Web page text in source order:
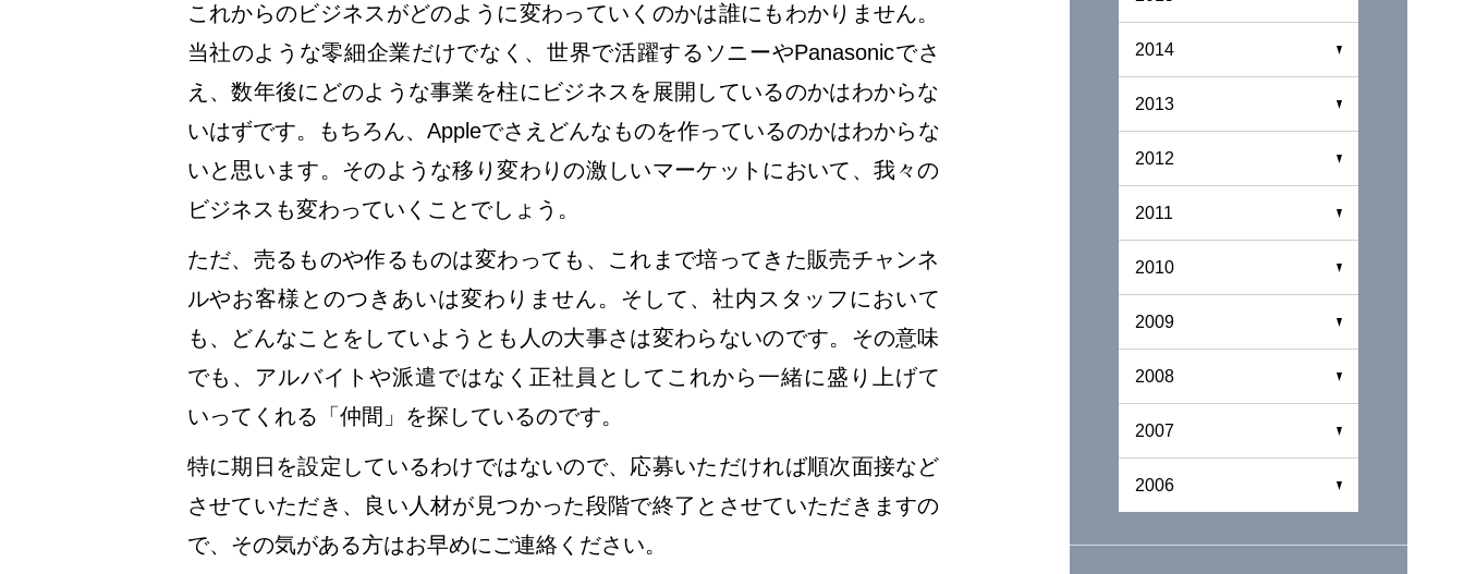
これからのビジネスがどのように変わっていくのかは誰にもわかりません。
当社のような零細企業だけでなく、世界で活躍するソニーやPanasonicでさ
え、数年後にどのような事業を柱にビジネスを展開しているのかはわからな
いはずです。もちろん、Appleでさえどんなものを作っているのかはわからな
いと思います。そのような移り変わりの激しいマーケットにおいて、我々の
ビジネスも変わっていくことでしょう。
ただ、売るものや作るものは変わっても、これまで培ってきた販売チャンネ
ルやお客様とのつきあいは変わりません。そして、社内スタッフにおいて
も、どんなことをしていようとも人の大事さは変わらないのです。その意味
でも、アルバイトや派遣ではなく正社員としてこれから一緒に盛り上げて
いってくれる「仲間」を探しているのです。
特に期日を設定しているわけではないので、応募いただければ順次面接など
させていただき、良い人材が見つかった段階で終了とさせていただきますの
で、その気がある方はお早めにご連絡ください。
2014
2013
2012
2011
2010
2009
2008
2007
2006